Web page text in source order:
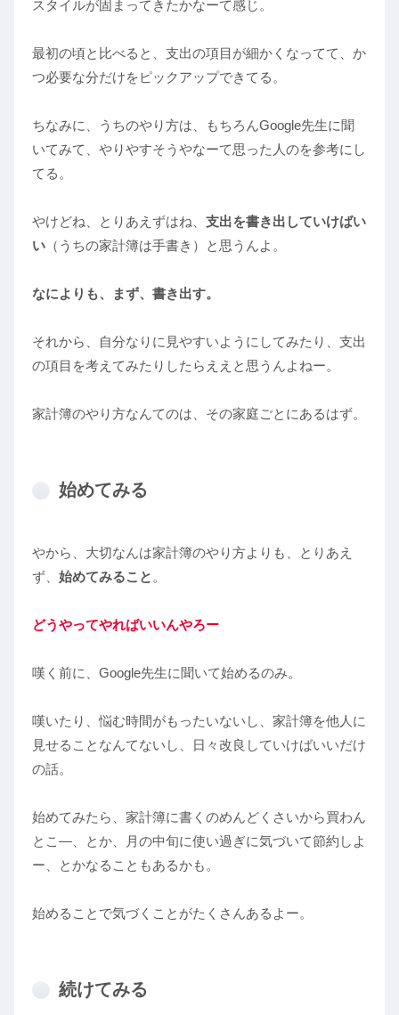
スタイルが固まってきたかなーて感じ。
最初の頃と比べると、支出の項目が細かくなってて、か
つ必要な分だけをピックアップできてる。
ちなみに、うちのやり方は、もちろんGoogle先生に聞
いてみて、やりやすそうやなーて思った人のを参考にし
てる。
やけどね、とりあえずはね、 支出を書き出していけばい
い （うちの家計簿は手書き）と思うんよ。
なによりも、まず、書き出す。
それから、自分なりに見やすいようにしてみたり、支出
の項目を考えてみたりしたらええと思うんよねー。
家計簿のやり方なんてのは、その家庭ごとにあるはず。
始めてみる
やから、大切なんは家計簿のやり方よりも、とりあえ
ず、 始めてみること 。
どうやってやればいいんやろー
嘆く前に、Google先生に聞いて始めるのみ。
嘆いたり、悩む時間がもったいないし、家計簿を他人に
見せることなんてないし、日々改良していけばいいだけ
の話。
始めてみたら、家計簿に書くのめんどくさいから買わん
とこ―、とか、月の中旬に使い過ぎに気づいて節約しよ
ー、とかなることもあるかも。
始めることで気づくことがたくさんあるよー。
続けてみる